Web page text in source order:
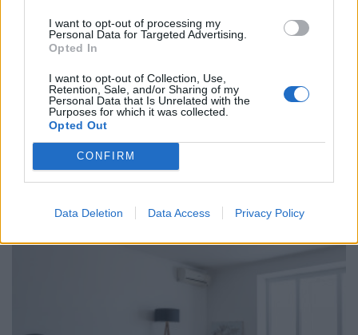
I want to opt-out of processing my
Personal Data for Targeted Advertising.
Opted In
I want to opt-out of Collection, Use,
Retention, Sale, and/or Sharing of my
Personal Data that Is Unrelated with the
Purposes for which it was collected.
Opted Out
CONFIRM
Data Deletion Data Access Privacy Policy
ΧΡΗΣΤΙΚΑ
Πόση απόσταση πρέπει να έχει το φορητό
κλιματιστικό από τον τοίχο για μέγιστη
εξοικονόμηση ρεύματος;